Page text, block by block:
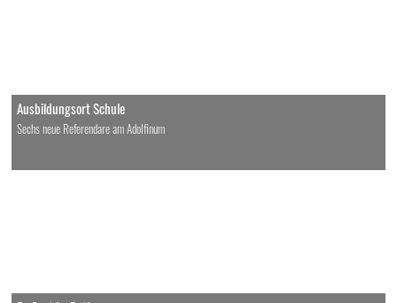
Ausbildungsort Schule
Sechs neue Referendare am Adolfinum